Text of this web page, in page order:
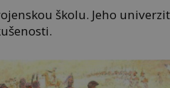
školu. Jeho